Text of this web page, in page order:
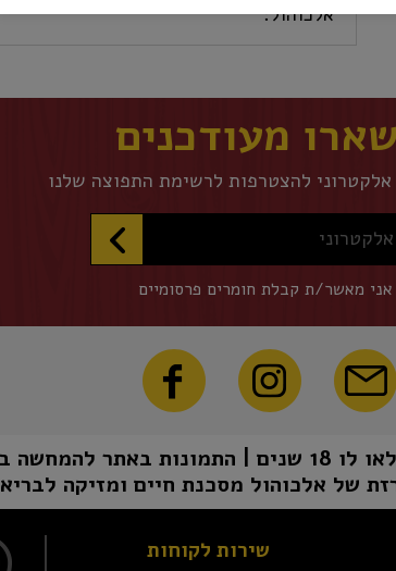
אלכוהול:
מעודכנים
אלקטרוני להצטרפות לרשימת התפוצה שלנו
אני מאשר/ת קבלת חומרים פרסומיים
בלבד | טל"ח
של אלכוהול מסכנת חיים ומזיקה
שירות לקוחות